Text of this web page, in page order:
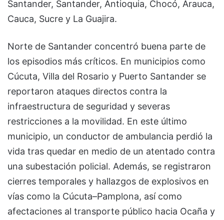
Santander, Santander, Antioquia, Chocó, Arauca,
Cauca, Sucre y La Guajira.
Norte de Santander concentró buena parte de
los episodios más críticos. En municipios como
Cúcuta, Villa del Rosario y Puerto Santander se
reportaron ataques directos contra la
infraestructura de seguridad y severas
restricciones a la movilidad. En este último
municipio, un conductor de ambulancia perdió la
vida tras quedar en medio de un atentado contra
una subestación policial. Además, se registraron
cierres temporales y hallazgos de explosivos en
vías como la Cúcuta–Pamplona, así como
afectaciones al transporte público hacia Ocaña y